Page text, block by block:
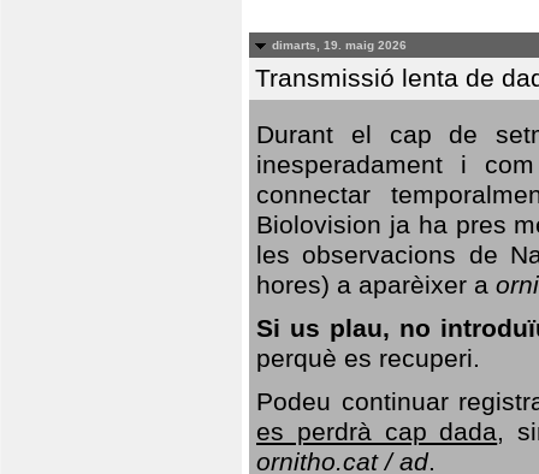
dimarts, 19. maig 2026
Transmissió lenta de
Durant el cap de
inesperadament i
connectar
Biolovision ja ha pres
les observacions de
hores) a aparèixer a
Si us plau, no
perquè es recuperi.
Podeu continuar
es perdrà cap dada,
ornitho.cat / ad.